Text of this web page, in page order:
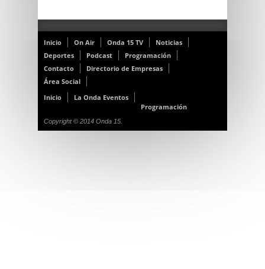
Inicio On Air Onda 15 TV
Noticias
Deportes
Podcast
Programación
Contacto
Directorio de Empresas
Área Social
Inicio
La Onda Eventos
Programación
Copyright © 2014 Onda 15.